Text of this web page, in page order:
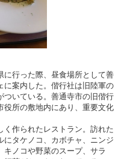
行った際、昼食場所として善
に案内した。偕行社は旧陸軍の
ついている。善通寺市の旧偕行
役所の敷地内にあり、重要文化
作られたレストラン。訪れた
にタケノコ、カボチャ、ニンジ
キノコや野菜のスープ、サラ